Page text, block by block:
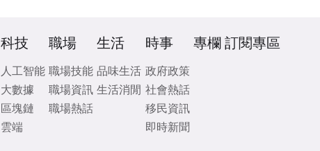
科技
人工智能
大數據
區塊鏈
雲端
職場
職場技能
職場資訊
職場熱話
生活
品味生活
生活消閒
時事
政府政策
社會熱話
移民資訊
即時新聞
專欄 訂閱專區